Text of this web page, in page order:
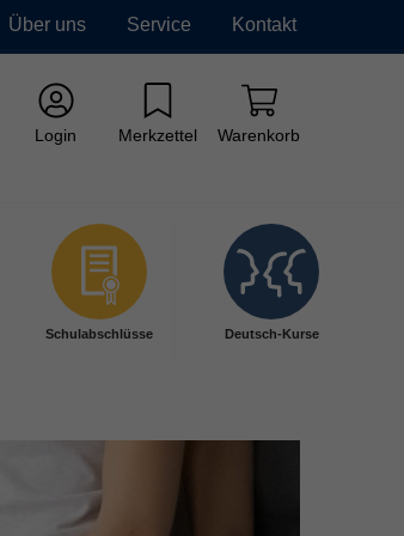
Über uns Service Kontakt
Login Merkzettel Warenkorb
Schulabschlüsse Deutsch-Kurse